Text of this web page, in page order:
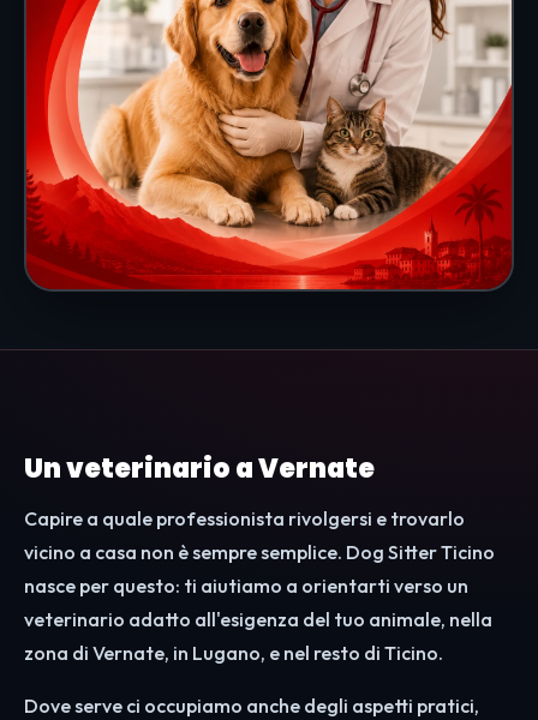
Un veterinario a Vernate
Capire a quale professionista rivolgersi e trovarlo
vicino a casa non è sempre semplice. Dog Sitter Ticino
nasce per questo: ti aiutiamo a orientarti verso un
veterinario adatto all'esigenza del tuo animale, nella
zona di Vernate, in Lugano, e nel resto di Ticino.
Dove serve ci occupiamo anche degli aspetti pratici,